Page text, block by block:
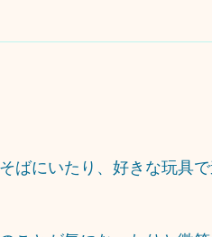
ばにいたり、好きな玩具